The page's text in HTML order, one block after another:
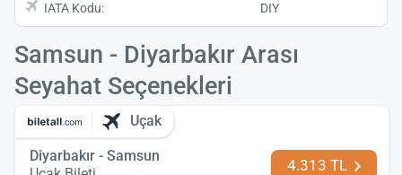
IATA Kodu:
DIY
Samsun - Diyarbakır Arası
Seyahat Seçenekleri
Uçak
Diyarbakır - Samsun
4.313 TL